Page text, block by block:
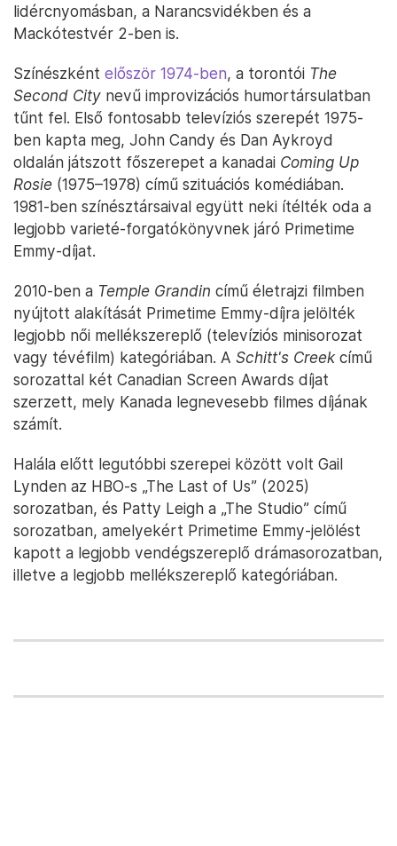
lidércnyomásban, a Narancsvidékben és a
Mackótestvér 2-ben is.
Színészként először 1974-ben, a torontói The
Second City nevű improvizációs humortársulatban
tűnt fel. Első fontosabb televíziós szerepét 1975-
ben kapta meg, John Candy és Dan Aykroyd
oldalán játszott főszerepet a kanadai Coming Up
Rosie (1975–1978) című szituációs komédiában.
1981-ben színésztársaival együtt neki ítélték oda a
legjobb varieté-forgatókönyvnek járó Primetime
Emmy-díjat.
2010-ben a Temple Grandin című életrajzi filmben
nyújtott alakítását Primetime Emmy-díjra jelölték
legjobb női mellékszereplő (televíziós minisorozat
vagy tévéfilm) kategóriában. A Schitt's Creekcímű
sorozattal két Canadian Screen Awards díjat
szerzett, mely Kanada legnevesebb filmes díjának
számít.
Halála előtt legutóbbi szerepei között volt Gail
Lynden az HBO-s „The Last of Us” (2025)
sorozatban, és Patty Leigh a „The Studio” című
sorozatban, amelyekért Primetime Emmy-jelölést
kapott a legjobb vendégszereplő drámasorozatban,
illetve a legjobb mellékszereplő kategóriában.